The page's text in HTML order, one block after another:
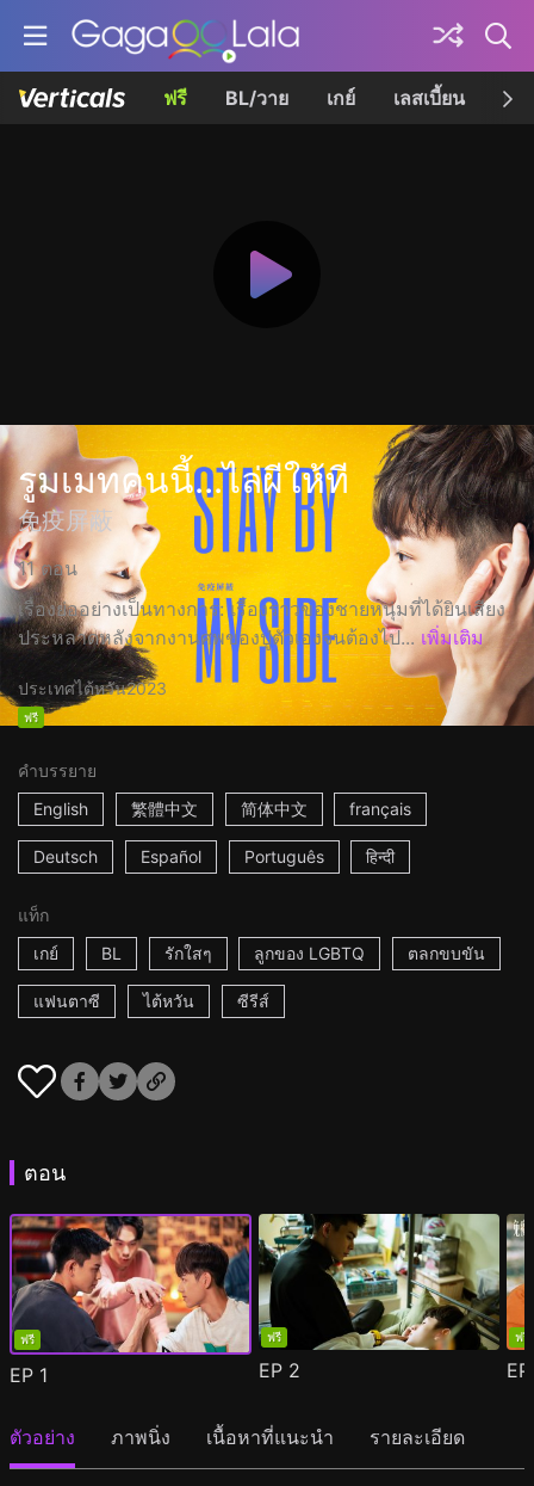
ฟรี BL/วาย เกย์ เลสเบี้ยน เค
รูมเมทคนนี้...ไล่ผีให้ที
免疫屏蔽
11 ตอน
เรื่องย่ออย่างเป็นทางการ: เรื่องราวของชายหนุ่มที่ได้ยินเสียง
ประหลาดหลังจากงานศพของปู่ตัวเองจนต้องไป... เพิ่มเติม
ประเทศไต้หวัน2023
ฟรี
คำบรรยาย
English
繁體中文 简体中文 français
Deutsch Español Português हिन्दी
แท็ก
เกย์
BL รักใสๆ ลูกของ LGBTQ ตลกขบขัน
แฟนตาซี ไต้หวัน ซีรีส์
ตอน
ฟรี
EP 1
ฟรี
EP 2
ฟรี
ตัวอย่าง ภาพนิ่ง เนื้อหาที่แนะนำ รายละเอียด